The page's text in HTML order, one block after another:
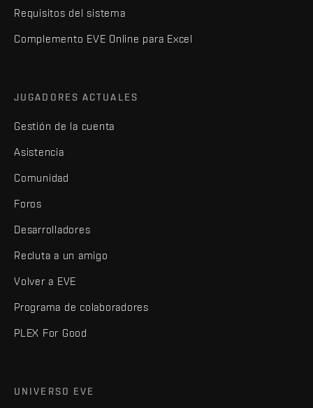
Requisitos del sistema
Complemento EVE Online para Excel
JUGADORES ACTUALES
Gestión de la cuenta
Asistencia
Comunidad
Foros
Desarrolladores
Recluta a un amigo
Volver a EVE
Programa de colaboradores
PLEX For Good
UNIVERSO EVE